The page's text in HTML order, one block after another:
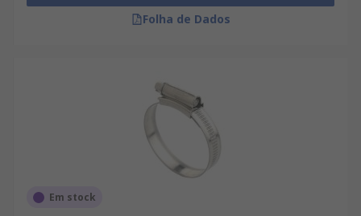
Folha de Dados
Em stock